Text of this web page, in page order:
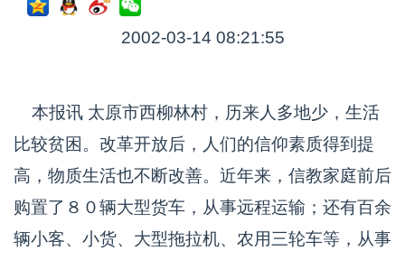
2002-03-14 08:21:55
本报讯 太原市西柳林村，历来人多地少，生活
比较贫困。改革开放后，人们的信仰素质得到提
高，物质生活也不断改善。近年来，信教家庭前后
购置了８０辆大型货车，从事远程运输；还有百余
辆小客、小货、大型拖拉机、农用三轮车等，从事